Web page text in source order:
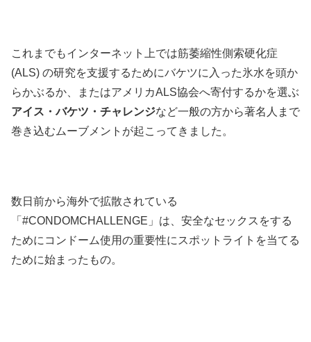
これまでもインターネット上では筋萎縮性側索硬化症
(ALS) の研究を支援するためにバケツに入った氷水を頭か
らかぶるか、またはアメリカALS協会へ寄付するかを選ぶ
アイス・バケツ・チャレンジなど一般の方から著名人まで
巻き込むムーブメントが起こってきました。
数日前から海外で拡散されている
「#CONDOMCHALLENGE」は、安全なセックスをする
ためにコンドーム使用の重要性にスポットライトを当てる
ために始まったもの。